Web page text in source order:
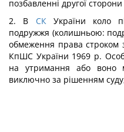
позбавленні другої
2. В СКУкраїни коло
подружжя (колишньою:
обмеження права строком
КпШС України 1969 р.
на утримання або воно
виключно за рішенням